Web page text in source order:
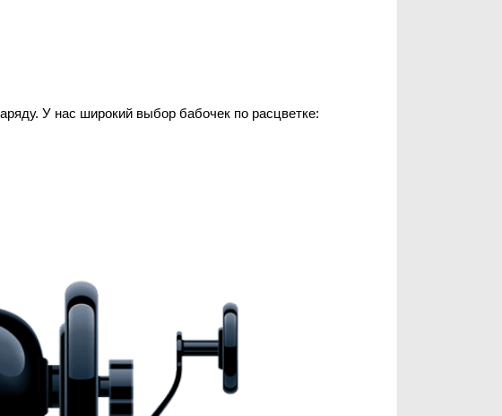
У нас широкий выбор бабочек по расцветке: